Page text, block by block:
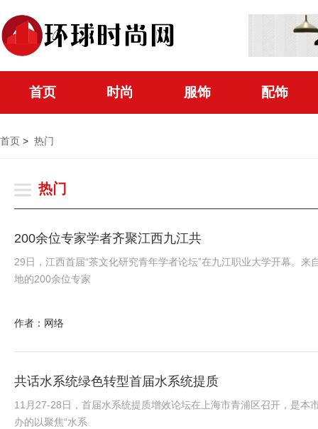
首页 时尚 服饰 配饰
首页 > 热门
热门
200余位专家学者齐聚江西九江共
29日，江西首届“茶文化研究青年学者论坛”在九江职业大学开幕。来
地的200余位专家
作者：网络
共话水系统绿色转型首届水系统提质
11月27-28日，首届水系统提质增效论坛在上海市青浦区召开，是本
办的以聚焦“水系